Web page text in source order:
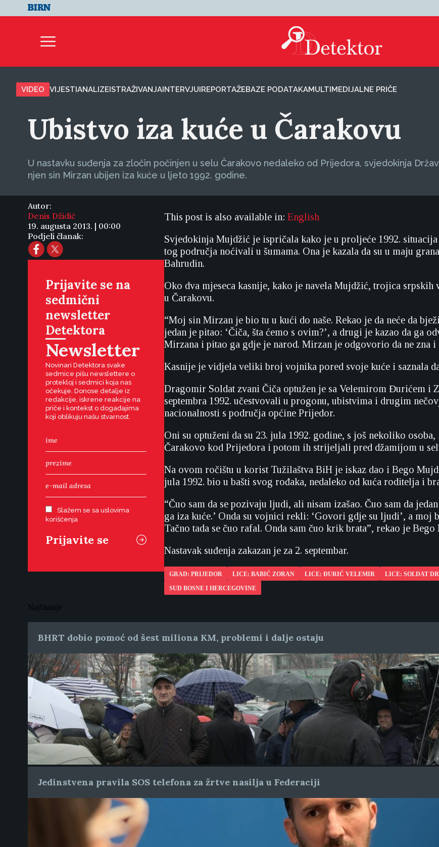
VIDEO VIJESTIANALIZEISTRAŽIVANJAINTERVJUIREPORTAŽEBAZE PODATAKAMULTIMEDIJALNE PRIČE
Ubistvo iza kuće u Čarakovu
U nastavku suđenja za zločin počinjen u selu Čarakovo nedaleko od Prijedora, svjedokinja
njen sin Mirzan ubijen iza kuće u ljeto 1992. godine.
Autor:
Denis Džidić
19. augusta 2013. | 00:00
Podjeli članak:
Prijavite se na
sedmični
newsletter
Detektora
Newsletter
Novinari Detektora svake
sedmice pišu newslettere o
protekloj i sedmici koja nas
očekuje. Donose detalje iz
redakcije, iskrene reakcije na
priče i kontekst o događajima
koji oblikuju našu stvarnost.
Slažem se sa uslovima
korišćenja
This post is also available in: English
Svjedokinja Mujdžić je ispričala kako je u proljeće 1992.
tog područja noćivali u šumama. Ona je kazala da su u maju
Bahrudin.
Oko dva mjeseca kasnije, kako je navela Mujdžić, trojica
u Čarakovu.
“Moj sin Mirzan je bio tu u kući do naše. Rekao je da neće da
jedan je pitao: ‘Čiča, šta ćemo s ovim?’, a drugi je kazao da ga
Mirzana i pitao ga gdje je narod. Mirzan je odgovorio da ne zna
Kasnije je vidjela veliki broj vojnika pored svoje kuće i saznala
Dragomir Soldat zvani Čiča optužen je sa Velemirom Đurićem i
septembra 1992. učestvovali u progonu, ubistvima i drugim
nacionalnosti s područja općine Prijedor.
Oni su optuženi da su 23. jula 1992. godine, s još nekoliko
Čarakovo kod Prijedora i potom ih strijeljali pred džamijom u
Na ovom ročištu u korist Tužilaštva BiH je iskaz dao i Bego
jula 1992. bio u bašti svog rođaka, nedaleko od kuća roditelja i
“Čuo sam da se pozivaju ljudi, ali nisam izašao. Čuo sam da
ga iza kuće.’ Onda su vojnici rekli: ‘Govori gdje su ljudi’, a moj
Tačno tada se čuo rafal. Onda sam čuo krik brata”, rekao je Bego
Nastavak suđenja zakazan je za 2. septembar.
GRAD: PRIJEDOR LICE: BABIĆ ZORAN LICE: ĐURIĆ VELEMIR LICE: SOLDAT
SUD BOSNE I HERCEGOVINE
Najčitanije
BHRT dobio pomoć od šest miliona KM, problemi i dalje ostaju
Jedinstvena pravila SOS telefona za žrtve nasilja u Federaciji